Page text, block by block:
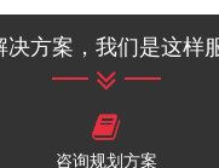
决方案，我们是这样
咨询规划方案